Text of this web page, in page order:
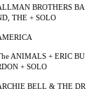
BROTHERS BA
THE + SOLO
ANIMALS + ERIC BU
+ SOLO
BELL & THE DR